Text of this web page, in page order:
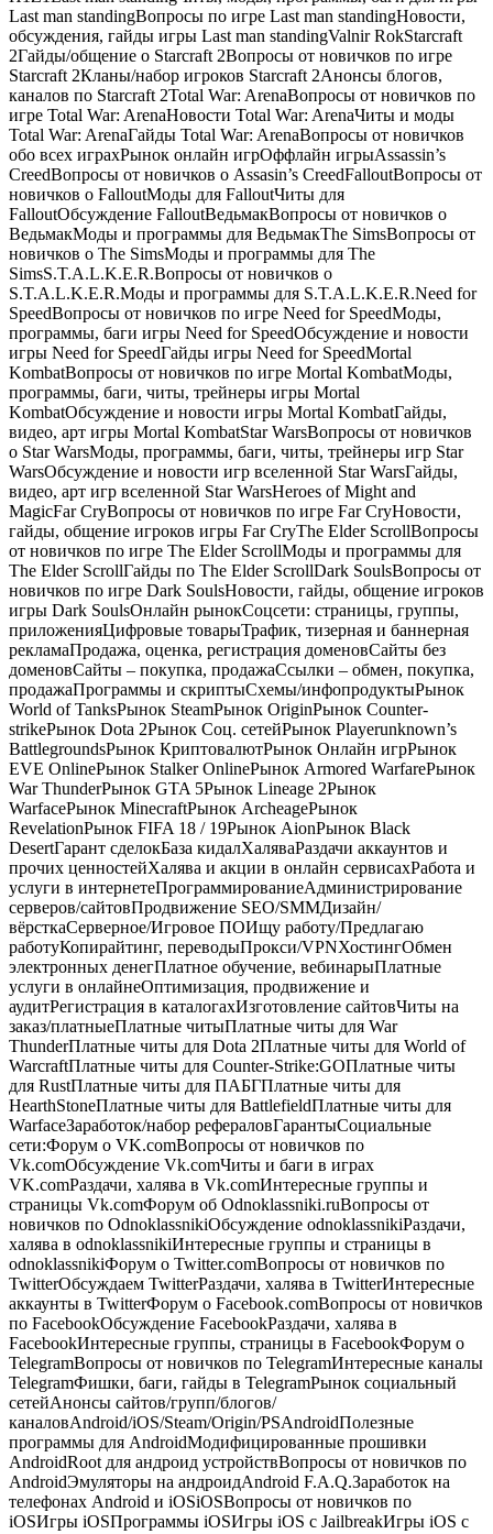
Last man standingВопросы по игре Last man standingНовости,
обсуждения, гайды игры Last man standingValnir RokStarcraft
2Гайды/общение о Starcraft 2Вопросы от новичков по игре
Starcraft 2Кланы/набор игроков Starcraft 2Анонсы блогов,
каналов по Starcraft 2Total War: ArenaВопросы от новичков по
игре Total War: ArenaНовости Total War: ArenaЧиты и моды
Total War: ArenaГайды Total War: ArenaВопросы от новичков
обо всех играхРынок онлайн игрОффлайн игрыAssassin’s
CreedВопросы от новичков о Assasin’s CreedFalloutВопросы от
новичков о FalloutМоды для FalloutЧиты для
FalloutОбсуждение FalloutВедьмакВопросы от новичков о
ВедьмакМоды и программы для ВедьмакThe SimsВопросы от
новичков о The SimsМоды и программы для The
SimsS.T.A.L.K.E.R.Вопросы от новичков о
S.T.A.L.K.E.R.Моды и программы для S.T.A.L.K.E.R.Need for
SpeedВопросы от новичков по игре Need for SpeedМоды,
программы, баги игры Need for SpeedОбсуждение и новости
игры Need for SpeedГайды игры Need for SpeedMortal
KombatВопросы от новичков по игре Mortal KombatМоды,
программы, баги, читы, трейнеры игры Mortal
KombatОбсуждение и новости игры Mortal KombatГайды,
видео, арт игры Mortal KombatStar WarsВопросы от новичков
о Star WarsМоды, программы, баги, читы, трейнеры игр Star
WarsОбсуждение и новости игр вселенной Star WarsГайды,
видео, арт игр вселенной Star WarsHeroes of Might and
MagicFar CryВопросы от новичков по игре Far CryНовости,
гайды, общение игроков игры Far CryThe Elder ScrollВопросы
от новичков по игре The Elder ScrollМоды и программы для
The Elder ScrollГайды по The Elder ScrollDark SoulsВопросы от
новичков по игре Dark SoulsНовости, гайды, общение игроков
игры Dark SoulsОнлайн рынокСоцсети: страницы, группы,
приложенияЦифровые товарыТрафик, тизерная и баннерная
рекламаПродажа, оценка, регистрация доменовСайты без
доменовСайты – покупка, продажаСсылки – обмен, покупка,
продажаПрограммы и скриптыСхемы/инфопродуктыРынок
World of TanksРынок SteamРынок OriginРынок Counter-
strikeРынок Dota 2Рынок Соц. сетейРынок Playerunknown’s
BattlegroundsРынок КриптовалютРынок Онлайн игрРынок
EVE OnlineРынок Stalker OnlineРынок Armored WarfareРынок
War ThunderРынок GTA 5Рынок Lineage 2Рынок
WarfaceРынок MinecraftРынок ArcheageРынок
RevelationРынок FIFA 18 / 19Рынок AionРынок Black
DesertГарант сделокБаза кидалХаляваРаздачи аккаунтов и
прочих ценностейХалява и акции в онлайн сервисахРабота и
услуги в интернетеПрограммированиеАдминистрирование
серверов/сайтовПродвижение SEO/SMMДизайн/
вёрсткаСерверное/Игровое ПОИщу работу/Предлагаю
работуКопирайтинг, переводыПрокси/VPNХостингОбмен
электронных денегПлатное обучение, вебинарыПлатные
услуги в онлайнеОптимизация, продвижение и
аудитРегистрация в каталогахИзготовление сайтовЧиты на
заказ/платныеПлатные читыПлатные читы для War
ThunderПлатные читы для Dota 2Платные читы для World of
WarcraftПлатные читы для Counter-Strike:GOПлатные читы
для RustПлатные читы для ПАБГПлатные читы для
HearthStoneПлатные читы для BattlefieldПлатные читы для
WarfaceЗаработок/набор рефераловГарантыСоциальные
сети:Форум о VK.comВопросы от новичков по
Vk.comОбсуждение Vk.comЧиты и баги в играх
VK.comРаздачи, халява в Vk.comИнтересные группы и
страницы Vk.comФорум об Odnoklassniki.ruВопросы от
новичков по OdnoklassnikiОбсуждение odnoklassnikiРаздачи,
халява в odnoklassnikiИнтересные группы и страницы в
odnoklassnikiФорум о Twitter.comВопросы от новичков по
TwitterОбсуждаем TwitterРаздачи, халява в TwitterИнтересные
аккаунты в TwitterФорум о Facebook.comВопросы от новичков
по FacebookОбсуждение FacebookРаздачи, халява в
FacebookИнтересные группы, страницы в FacebookФорум о
TelegramВопросы от новичков по TelegramИнтересные каналы
TelegramФишки, баги, гайды в TelegramРынок социальный
сетейАнонсы сайтов/групп/блогов/
каналовAndroid/iOS/Steam/Origin/PSAndroidПолезные
программы для AndroidМодифицированные прошивки
AndroidRoot для андроид устройствВопросы от новичков по
AndroidЭмуляторы на андроидAndroid F.A.Q.Заработок на
телефонах Android и iOSiOSВопросы от новичков по
iOSИгры iOSПрограммы iOSИгры iOS с JailbreakИгры iOS с